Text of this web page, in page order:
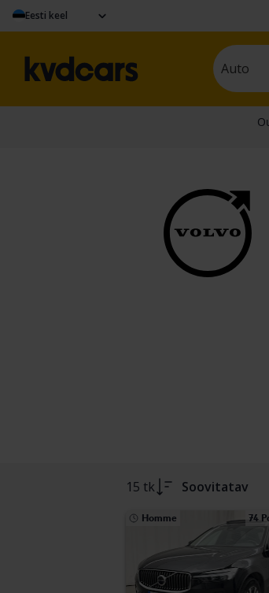
Eesti keel
Auto
15 tk Soovitatav
Homme 74